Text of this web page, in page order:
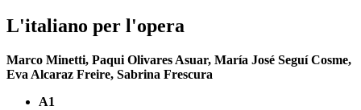
L'italiano per l'opera
Marco Minetti, Paqui Olivares Asuar, María José Seguí Cosme,
Eva Alcaraz Freire, Sabrina Frescura
A1